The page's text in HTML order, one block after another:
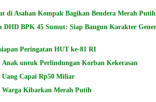
di Asahan Kompak Bagikan Bendera Merah
BPK 45 Sumut: Siap Bangun Karakter
Peringatan HUT ke-81 RI
Anak untuk Perlindungan Korban Kekerasan
Capai Rp50 Miliar
Warga Kibarkan Merah Putih